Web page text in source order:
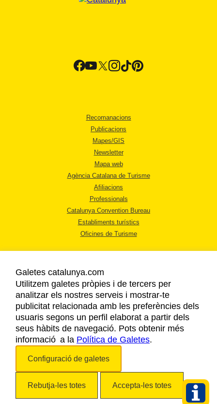
Recomanacions
Publicacions
Mapes/GIS
Newsletter
Mapa web
Agència Catalana de Turisme
Afiliacions
Professionals
Catalunya Convention Bureau
Establiments turístics
Oficines de Turisme
AVÍS LEGAL
POLÍTICA DE PRIVACITAT
COOKIES
ACCESSIBILITAT
Galetes catalunya.com
Utilitzem galetes pròpies i de tercers per
analitzar els nostres serveis i mostrar-te
publicitat relacionada amb les preferències dels
usuaris segons un perfil elaborat a partir dels
seus hàbits de navegació. Pots obtenir més
informació a la Política de Galetes.
Configuració de galetes
Rebutja-les totes Accepta-les totes